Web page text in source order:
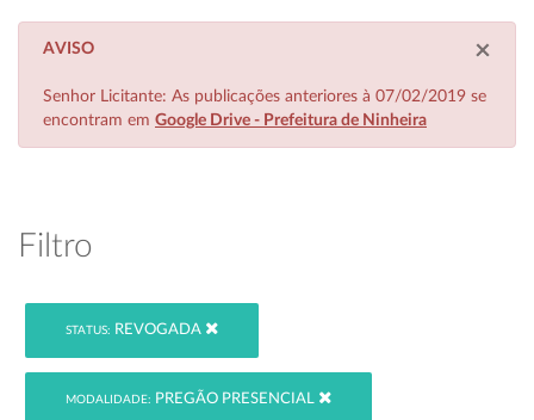
×
AVISO
Senhor Licitante: As publicações anteriores à 07/02/2019 se
encontram em Google Drive - Prefeitura de Ninheira
Filtro
STATUS: REVOGADA
MODALIDADE: PREGÃO PRESENCIAL